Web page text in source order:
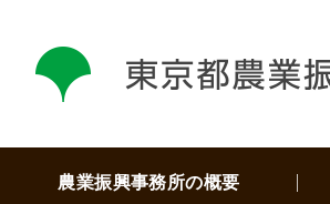
農業振興事務所の概要